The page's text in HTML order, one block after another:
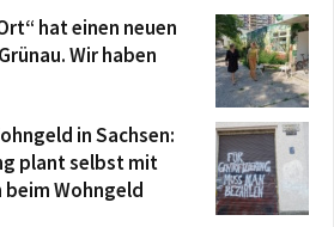
hat einen neuen
Wir haben
in Sachsen:
plant selbst mit
Wohngeld